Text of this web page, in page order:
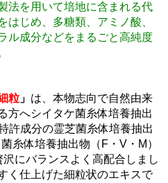
法を用いて培地に含まれる代
はじめ、多糖類、アミノ酸、
ル成分などをまるごと高純度
粒 」 は、本物志向で自然由来
方へシイタケ菌糸体培養抽出
許成分の霊芝菌糸体培養抽出
糸体培養抽出物（F・V・M）
にバランスよく高配合しまし
く仕上げた細粒状のエキスで